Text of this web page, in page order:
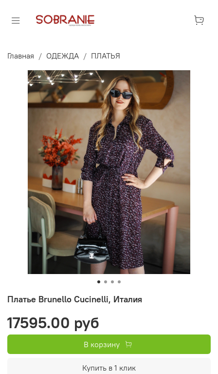
Главная ОДЕЖДА ПЛАТЬЯ
Платье Brunello Cucinelli, Италия
17595.00 руб
В корзину
Купить в 1 клик